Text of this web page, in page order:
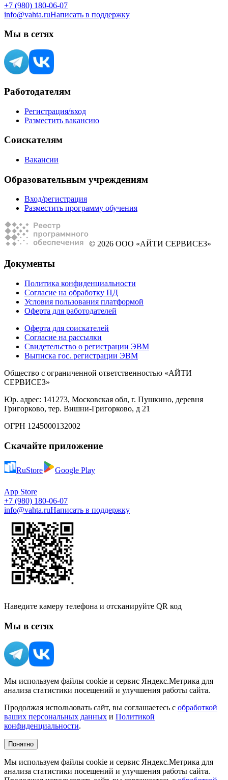
+7 (980) 180-06-07
info@vahta.ruНаписать в поддержку
Мы в сетях
Работодателям
Регистрация/вход
Разместить вакансию
Соискателям
Вакансии
Образовательным учреждениям
Вход/регистрация
Разместить программу обучения
© 2026 ООО «АЙТИ СЕРВИСЕЗ»
Документы
Политика конфиденциальности
Согласие на обработку ПД
Условия пользования платформой
Оферта для работодателей
Оферта для соискателей
Согласие на рассылки
Свидетельство о регистрации ЭВМ
Выписка гос. регистрации ЭВМ
Общество с ограниченной ответственностью «АЙТИ
СЕРВИСЕЗ»
Юр. адрес: 141273, Московская обл, г. Пушкино, деревня
Григорково, тер. Вишни-Григорково, д 21
ОГРН 1245000132002
Скачайте приложение
RuStore Google Play
App Store
+7 (980) 180-06-07
info@vahta.ruНаписать в поддержку
Наведите камеру телефона и отсканируйте QR код
Мы в сетях
Мы используем файлы cookie и сервис Яндекс.Метрика для
анализа статистики посещений и улучшения работы сайта.
Продолжая использовать сайт, вы соглашаетесь с обработкой
ваших персональных данных и Политикой
конфиденциальности.
Понятно
Мы используем файлы cookie и сервис Яндекс.Метрика для
анализа статистики посещений и улучшения работы сайта.